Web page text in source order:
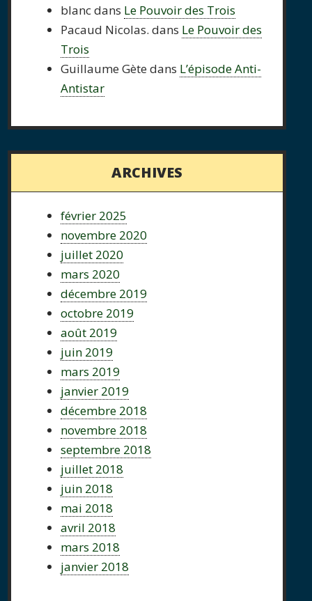
blancdans Le Pouvoir des Trois
Pacaud Nicolas. dans Le Pouvoir des
Trois
Guillaume Gète dans L’épisode Anti-
Antistar
ARCHIVES
février 2025
novembre 2020
juillet 2020
mars 2020
décembre 2019
octobre 2019
août 2019
juin 2019
mars 2019
janvier 2019
décembre 2018
novembre 2018
septembre 2018
juillet 2018
juin 2018
mai 2018
avril 2018
mars 2018
janvier 2018